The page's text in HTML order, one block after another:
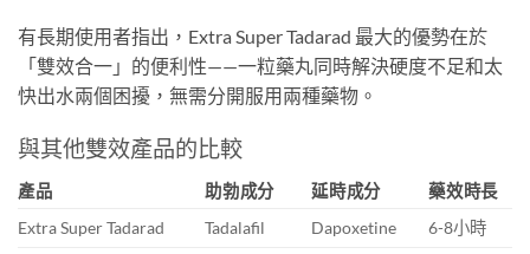
有長期使用者指出，Extra Super Tadarad 最大的優勢在於
「雙效合一」的便利性——一粒藥丸同時解決硬度不足和太
快出水兩個困擾，無需分開服用兩種藥物。
與其他雙效產品的比較
產品 助勃成分 延時成分
藥效時長
Extra Super Tadarad
Tadalafil Dapoxetine 6-8小時